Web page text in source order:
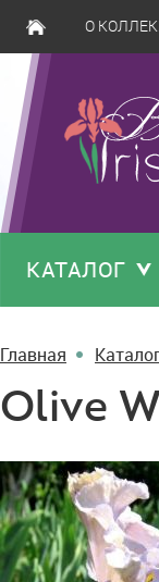
О
КАТАЛОГ
Главная
Olive
Olive
Windows